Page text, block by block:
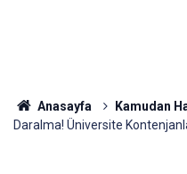
Anasayfa Kamudan
Daralma! Üniversite